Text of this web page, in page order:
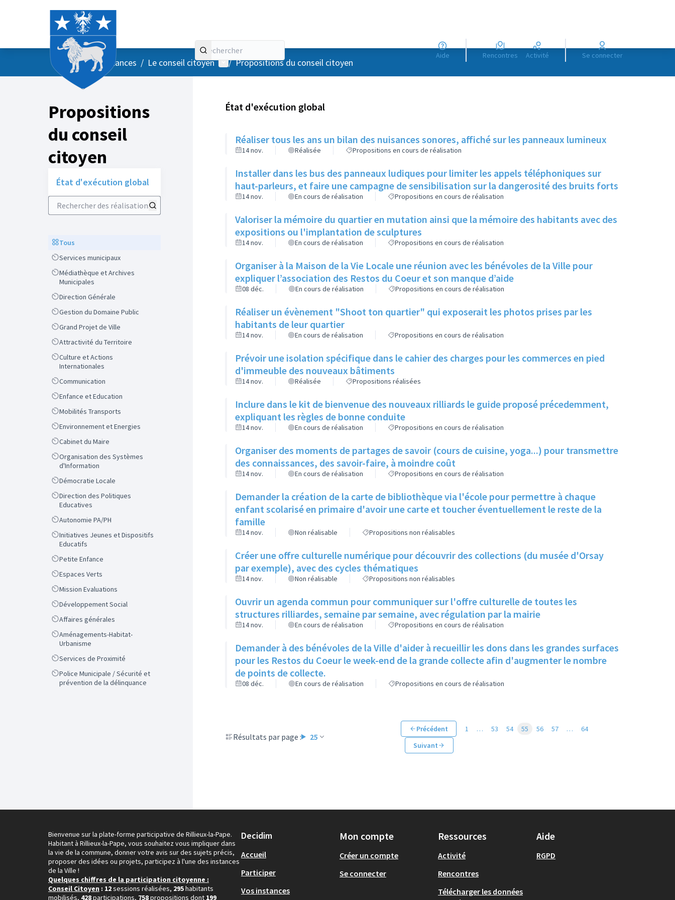
Aide Rencontres Activité Se connecter
AccueilMenu principal
/ Vos instances / Le conseil citoyen Menu utilisateur
/ Propositions du conseil citoyen
Propositions
du conseil
citoyen
État d'exécution global
Rechercher des réalisations
ScopeTous
ScopeServices municipaux
Scope
Médiathèque et Archives
Municipales
ScopeDirection Générale
ScopeGestion du Domaine Public
ScopeGrand Projet de Ville
ScopeAttractivité du Territoire
Scope
Culture et Actions
Internationales
ScopeCommunication
ScopeEnfance et Education
ScopeMobilités Transports
ScopeEnvironnement et Energies
ScopeCabinet du Maire
Scope
Organisation des Systèmes
d'Information
ScopeDémocratie Locale
Scope
Direction des Politiques
Educatives
ScopeAutonomie PA/PH
Scope
Initiatives Jeunes et Dispositifs
Educatifs
ScopePetite Enfance
ScopeEspaces Verts
ScopeMission Evaluations
ScopeDéveloppement Social
ScopeAffaires générales
Scope
Aménagements-Habitat-
Urbanisme
ScopeServices de Proximité
Scope
Police Municipale / Sécurité et
prévention de la délinquance
État d'exécution global
Réaliser tous les ans un bilan des nuisances sonores, affiché sur les panneaux lumineux
14 nov. Réalisée Propositions en cours de réalisation
Installer dans les bus des panneaux ludiques pour limiter les appels téléphoniques sur
haut-parleurs, et faire une campagne de sensibilisation sur la dangerosité des bruits forts
14 nov. En cours de réalisation Propositions en cours de réalisation
Valoriser la mémoire du quartier en mutation ainsi que la mémoire des habitants avec des
expositions ou l'implantation de sculptures
14 nov. En cours de réalisation Propositions en cours de réalisation
Organiser à la Maison de la Vie Locale une réunion avec les bénévoles de la Ville pour
expliquer l’association des Restos du Coeur et son manque d’aide
08 déc. En cours de réalisation Propositions en cours de réalisation
Réaliser un évènement "Shoot ton quartier" qui exposerait les photos prises par les
habitants de leur quartier
14 nov. En cours de réalisation Propositions en cours de réalisation
Prévoir une isolation spécifique dans le cahier des charges pour les commerces en pied
d'immeuble des nouveaux bâtiments
14 nov. Réalisée Propositions réalisées
Inclure dans le kit de bienvenue des nouveaux rilliards le guide proposé précedemment,
expliquant les règles de bonne conduite
14 nov. En cours de réalisation Propositions en cours de réalisation
Organiser des moments de partages de savoir (cours de cuisine, yoga...) pour transmettre
des connaissances, des savoir-faire, à moindre coût
14 nov. En cours de réalisation Propositions en cours de réalisation
Demander la création de la carte de bibliothèque via l'école pour permettre à chaque
enfant scolarisé en primaire d'avoir une carte et toucher éventuellement le reste de la
famille
14 nov. Non réalisable Propositions non réalisables
Créer une offre culturelle numérique pour découvrir des collections (du musée d'Orsay
par exemple), avec des cycles thématiques
14 nov. Non réalisable Propositions non réalisables
Ouvrir un agenda commun pour communiquer sur l'offre culturelle de toutes les
structures rilliardes, semaine par semaine, avec régulation par la mairie
14 nov. En cours de réalisation Propositions en cours de réalisation
Demander à des bénévoles de la Ville d'aider à recueillir les dons dans les grandes surfaces
pour les Restos du Coeur le week-end de la grande collecte afin d'augmenter le nombre
de points de collecte.
08 déc. En cours de réalisation Propositions en cours de réalisation
Résultats par page : 25
Précédent 1 … 53 54 55 56 57 …
64
Suivant
Bienvenue sur la plate-forme participative de Rillieux-la-Pape.
Habitant à Rillieux-la-Pape, vous souhaitez vous impliquer dans
la vie de la commune, donner votre avis sur des sujets précis,
proposer des idées ou projets, participez à l'une des instances
de la Ville !
Quelques chiffres de la participation citoyenne :
Conseil Citoyen : 12sessions réalisées, 295habitants
mobilisés, 428participations, 758propositions dont 199
Decidim
Accueil
Participer
Vos instances
Mon compte
Créer un compte
Se connecter
Ressources
Activité
Rencontres
Télécharger les données
Aide
RGPD